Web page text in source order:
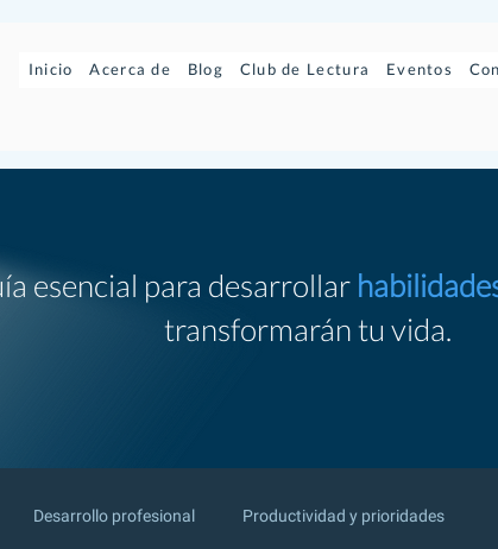
Inicio Acerca de Blog Club de Lectura Eventos
esencial para desarrollar
transformarán tu vida.
Desarrollo profesional Productividad y prioridades